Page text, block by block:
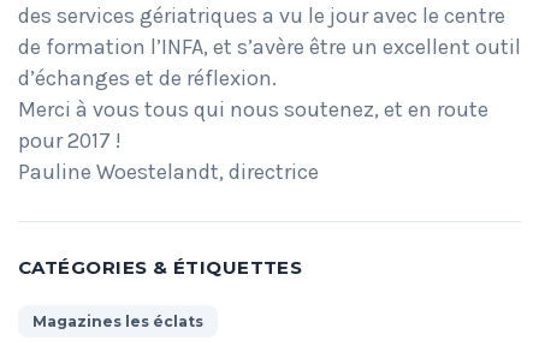
des services gériatriques a vu le jour avec le centre
de formation l’INFA, et s’avère être un excellent outil
d’échanges et de réflexion.
Merci à vous tous qui nous soutenez, et en route
pour 2017 !
Pauline Woestelandt, directrice
CATÉGORIES & ÉTIQUETTES
Magazines les éclats